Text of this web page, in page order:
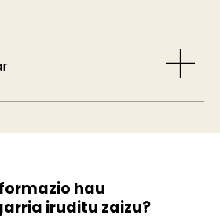
hau
iruditu zaizu?